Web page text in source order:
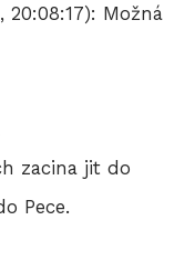
20:08:17): Možná
zacina jit do
Pece.